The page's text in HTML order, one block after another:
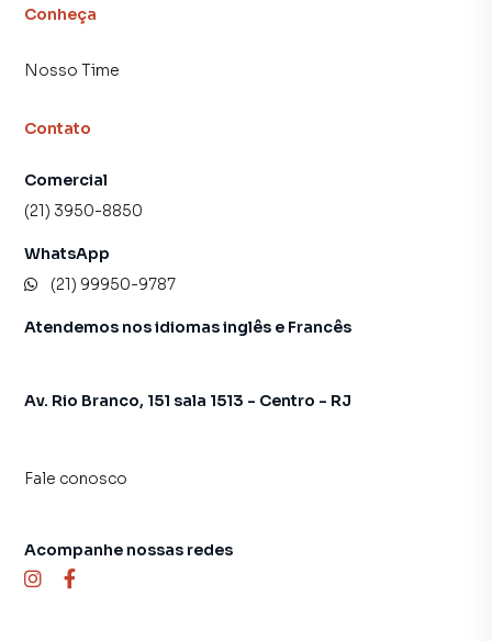
Conheça
Nosso Time
Contato
Comercial
(21) 3950-8850
WhatsApp
(21) 99950-9787
Atendemos nos idiomas inglês e Francês
Av. Rio Branco, 151 sala 1513 - Centro - RJ
Fale conosco
Acompanhe nossas redes